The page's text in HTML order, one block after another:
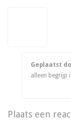
Geplaatst
alleen begrijp
Plaats een